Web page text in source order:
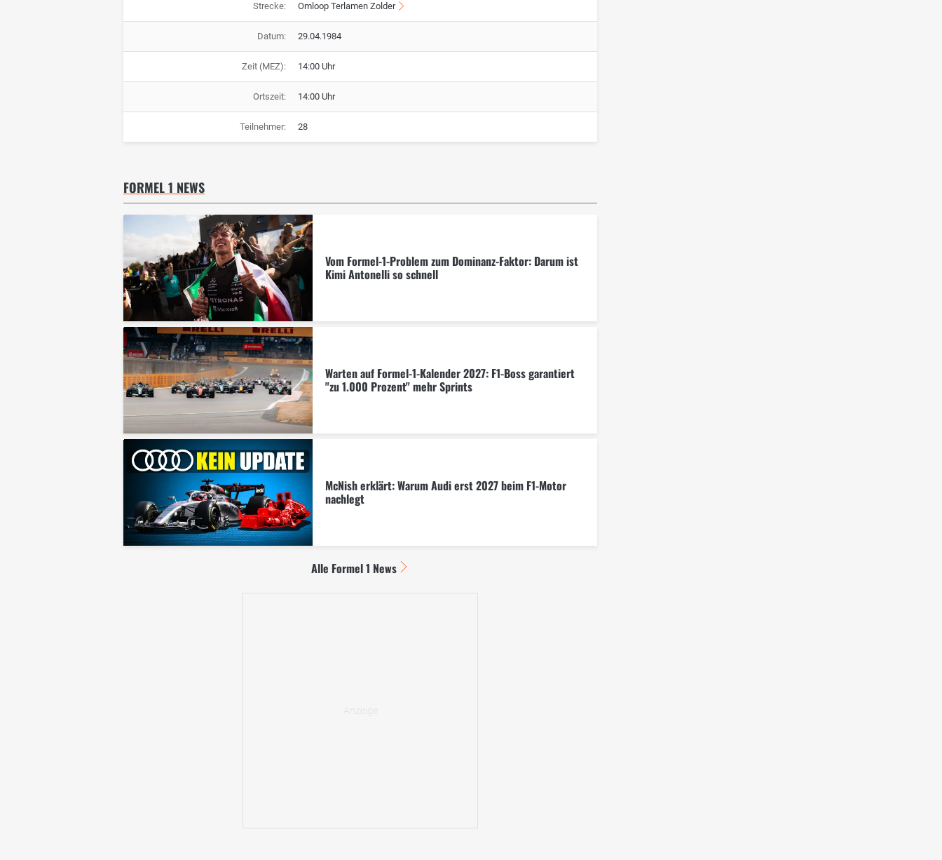
Strecke: Omloop Terlamen Zolder
Datum: 29.04.1984
Zeit (MEZ): 14:00 Uhr
Ortszeit: 14:00 Uhr
Teilnehmer: 28
FORMEL 1 NEWS
Vom Formel-1-Problem zum Dominanz-Faktor: Darum ist
Kimi Antonelli so schnell
Warten auf Formel-1-Kalender 2027: F1-Boss garantiert
"zu 1.000 Prozent" mehr Sprints
McNish erklärt: Warum Audi erst 2027 beim F1-Motor
nachlegt
Alle Formel 1 News